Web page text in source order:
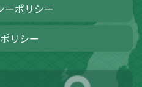
ーポリシー
リシー